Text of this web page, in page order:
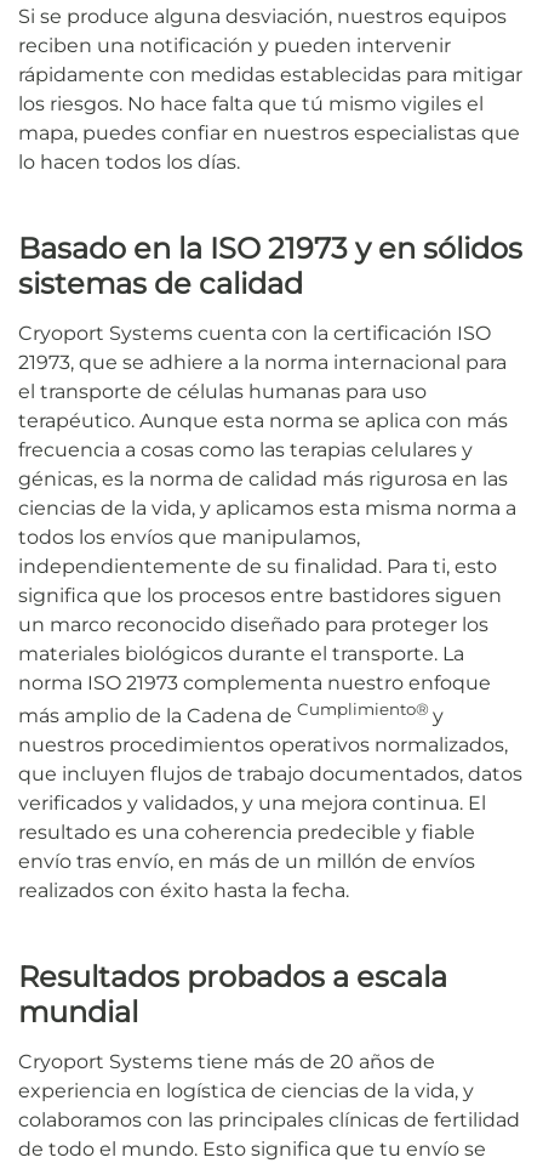
Si se produce alguna desviación, nuestros equipos
reciben una notificación y pueden intervenir
rápidamente con medidas establecidas para mitigar
los riesgos. No hace falta que tú mismo vigiles el
mapa, puedes confiar en nuestros especialistas que
lo hacen todos los días.
Basado en la ISO 21973 y en sólidos
sistemas de calidad
Cryoport Systems cuenta con la certificación ISO
21973, que se adhiere a la norma internacional para
el transporte de células humanas para uso
terapéutico. Aunque esta norma se aplica con más
frecuencia a cosas como las terapias celulares y
génicas, es la norma de calidad más rigurosa en las
ciencias de la vida, y aplicamos esta misma norma a
todos los envíos que manipulamos,
independientemente de su finalidad. Para ti, esto
significa que los procesos entre bastidores siguen
un marco reconocido diseñado para proteger los
materiales biológicos durante el transporte. La
norma ISO 21973 complementa nuestro enfoque
más amplio de la Cadena de Cumplimiento® y
nuestros procedimientos operativos normalizados,
que incluyen flujos de trabajo documentados, datos
verificados y validados, y una mejora continua. El
resultado es una coherencia predecible y fiable
envío tras envío, en más de un millón de envíos
realizados con éxito hasta la fecha.
Resultados probados a escala
mundial
Cryoport Systems tiene más de 20 años de
experiencia en logística de ciencias de la vida, y
colaboramos con las principales clínicas de fertilidad
de todo el mundo. Esto significa que tu envío se